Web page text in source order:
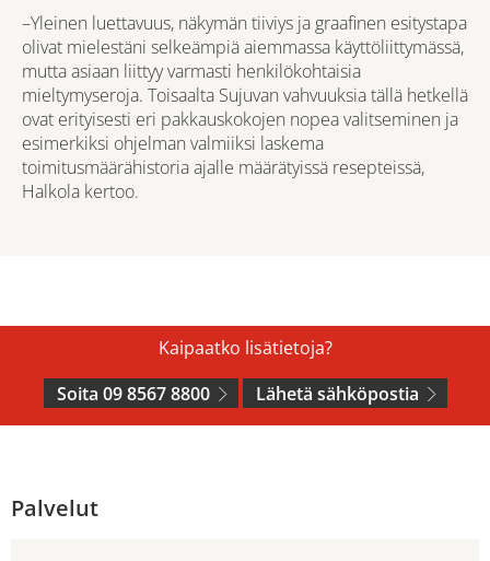
–Yleinen luettavuus, näkymän tiiviys ja graafinen esitystapa
olivat mielestäni selkeämpiä aiemmassa käyttöliittymässä,
mutta asiaan liittyy varmasti henkilökohtaisia
mieltymyseroja. Toisaalta Sujuvan vahvuuksia tällä hetkellä
ovat erityisesti eri pakkauskokojen nopea valitseminen ja
esimerkiksi ohjelman valmiiksi laskema
toimitusmäärähistoria ajalle määrätyissä resepteissä,
Halkola kertoo.
Kaipaatko lisätietoja?
Soita 09 8567 8800
Lähetä sähköpostia
Palvelut